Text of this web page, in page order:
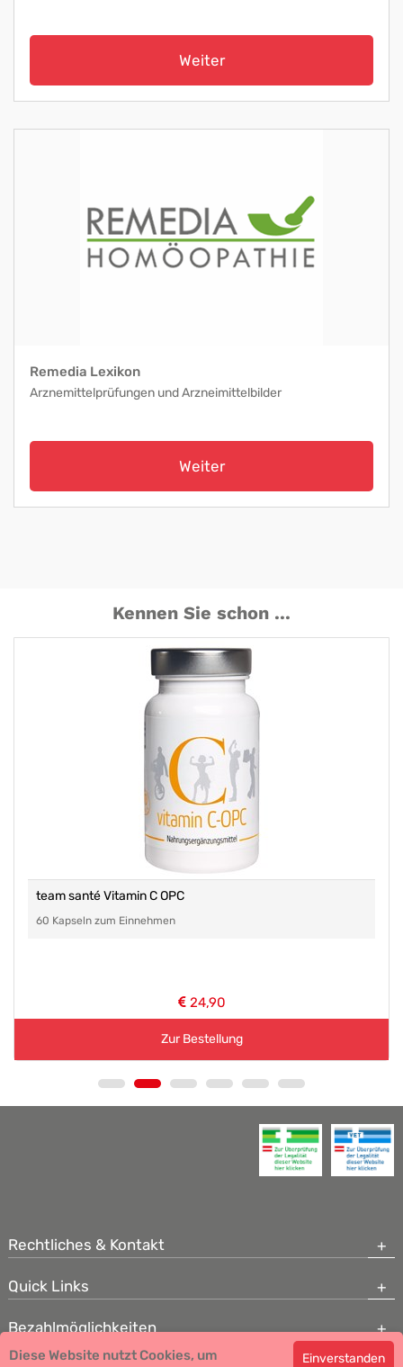
Weiter
Remedia Lexikon
Arznemittelprüfungen und Arzneimittelbilder
Weiter
Kennen Sie schon ...
team santé Vitamin C OPC
60 Kapseln zum Einnehmen
24,90
Zur Bestellung
Rechtliches & Kontakt
Quick Links
Bezahlmöglichkeiten
Diese Website nutzt Cookies, um Einverstanden